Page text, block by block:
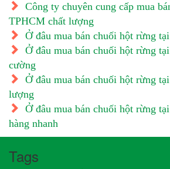
Công ty chuyên cung cấp mua
TPHCM chất lượng
Ở đâu mua bán chuối hột rừng
Ở đâu mua bán chuối hột rừng
cường
Ở đâu mua bán chuối hột rừng
lượng
Ở đâu mua bán chuối hột rừng
hàng nhanh
Tags